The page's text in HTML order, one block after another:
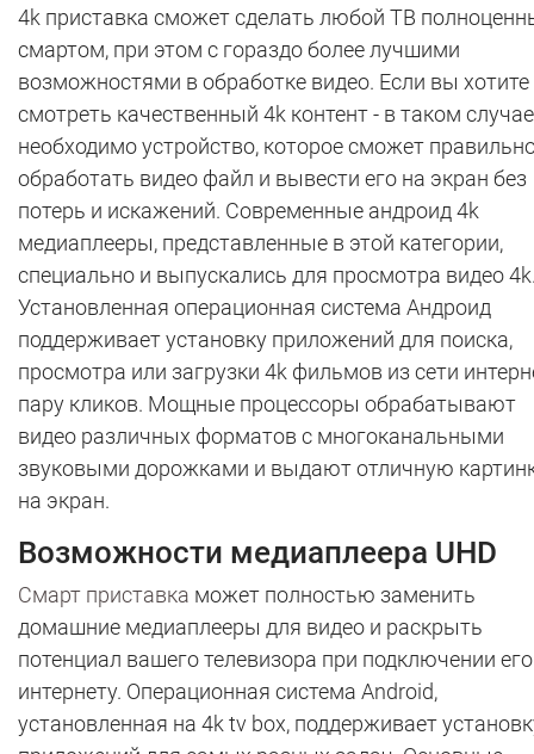
4k приставка сможет сделать любой ТВ
смартом, при этом с гораздо более лучшими
возможностями в обработке видео. Если вы хотите
смотреть качественный 4k контент - в таком случае
необходимо устройство, которое сможет
обработать видео файл и вывести его на экран без
потерь и искажений. Современные андроид 4k
медиаплееры, представленные в этой категории,
специально и выпускались для просмотра видео
Установленная операционная система Андроид
поддерживает установку приложений для поиска,
просмотра или загрузки 4k фильмов из сети
пару кликов. Мощные процессоры обрабатывают
видео различных форматов с многоканальными
звуковыми дорожками и выдают отличную
на экран.
Возможности медиаплеера UHD
Смарт приставка может полностью заменить
домашние медиаплееры для видео и раскрыть
потенциал вашего телевизора при подключении
интернету. Операционная система Android,
установленная на 4k tv box, поддерживает